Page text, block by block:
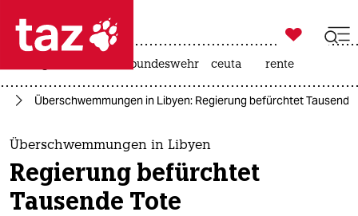
 taz zahl ich
taz zahl ich
themen
politik

taz zahl ich
bundeswehr ceuta rente
Überschwemmungen in Libyen: Regierung befürchtet Tausende
Überschwemmungen in Libyen
Regierung befürchtet
Tausende Tote